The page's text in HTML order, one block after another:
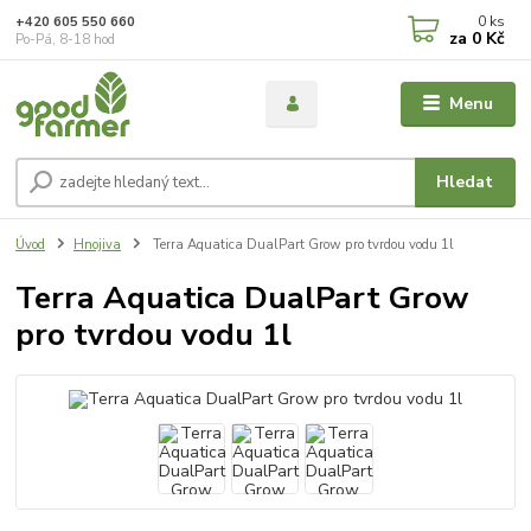
Menu
Hledat
+420 605 550 660
Po-Pá, 8-18 hod
0 ks
za 0 Kč
Úvod Hnojiva Terra Aquatica DualPart Grow pro tvrdou vodu 1l
Terra Aquatica DualPart Grow
pro tvrdou vodu 1l